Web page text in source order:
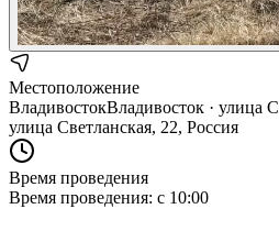
Местоположение
ВладивостокВладивосток · улица
улица Светланская, 22, Россия
Время проведения
Время проведения: с 10:00